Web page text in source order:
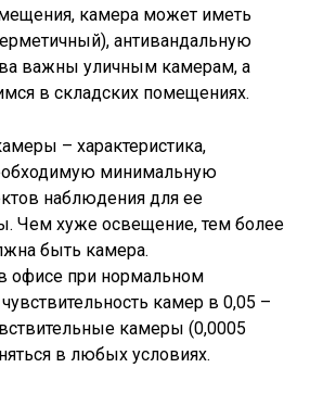
камера может иметь
антивандальную
важны уличным камерам, а
в складских помещениях.
– характеристика,
минимальную
наблюдения для ее
Чем хуже освещение, тем более
быть камера.
офисе при нормальном
камер в 0,05 –
камеры (0,0005
в любых условиях.